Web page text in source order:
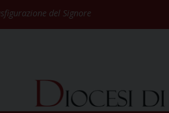
del Signore